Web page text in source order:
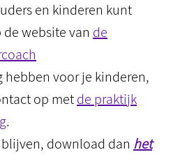
en kinderen kunt
website van de
hebben voor je kinderen,
op metde praktijk
.
download dan het